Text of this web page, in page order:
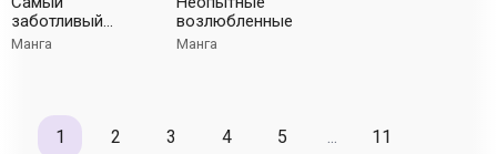
заботливый
Повелитель
Манга
возлюбленные
Манга
1 2 3 4 5 11